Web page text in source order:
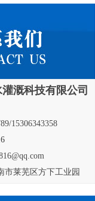
溉科技有限公司
15306343358
市莱芜区方下工业园